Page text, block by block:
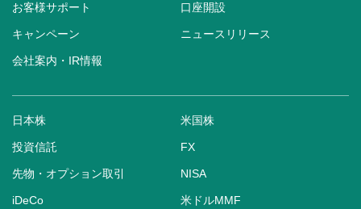
お客様サポート 口座開設
キャンペーン ニュースリリース
会社案内・IR情報
日本株 米国株
投資信託 FX
先物・オプション取引 NISA
iDeCo 米ドルMMF